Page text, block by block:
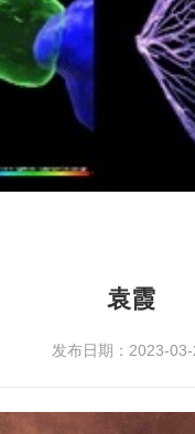
袁霞
发布日期：2023-03-